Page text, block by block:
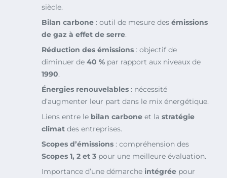
siècle.
Bilan carbone : outil de mesure des émissions
de gaz à effet de serre.
Réduction des émissions : objectif de
diminuer de 40 % par rapport aux niveaux de
1990.
Énergies renouvelables : nécessité
d’augmenter leur part dans le mix énergétique.
Liens entre le bilan carbone et la stratégie
climat des entreprises.
Scopes d’émissions : compréhension des
Scopes 1, 2 et 3 pour une meilleure évaluation.
Importance d’une démarche intégrée pour